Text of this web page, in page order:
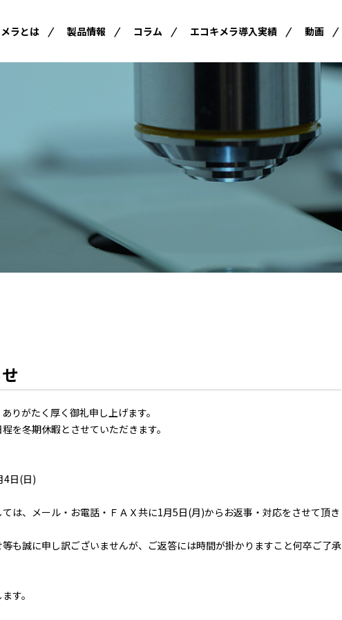
ラとは 製品情報 コラム エコキメラ導入実績 動画
りがたく厚く御礼申し上げます。
を冬期休暇とさせていただきます。
4日(日)
は、メール・お電話・ＦＡＸ共に1月5日(月)からお返事・対応をさせて頂き
も誠に申し訳ございませんが、ご返答には時間が掛かりますこと何卒ご了承
す。